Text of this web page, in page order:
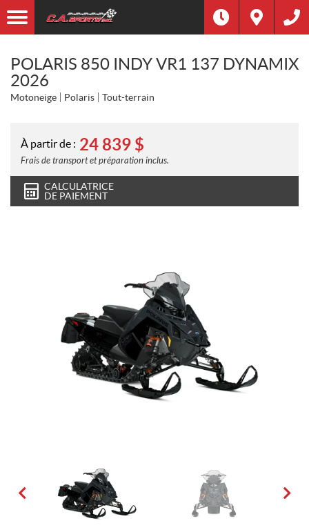
POLARIS 850 INDY VR1 137 DYNAMIX
2026
Motoneige Polaris Tout-terrain
À partir de : 24 839 $
Frais de transport et préparation inclus.
CALCULATRICE
DE PAIEMENT